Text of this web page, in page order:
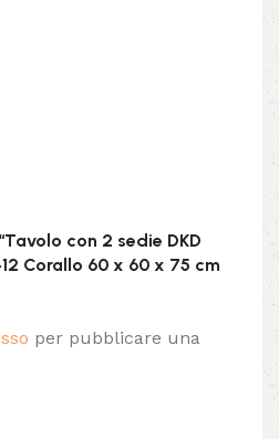
con 2 sedie DKD
Corallo 60 x 60 x 75 cm
per pubblicare una